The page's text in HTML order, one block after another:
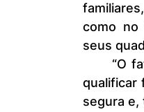
como no
seus
qualificar
segura e,